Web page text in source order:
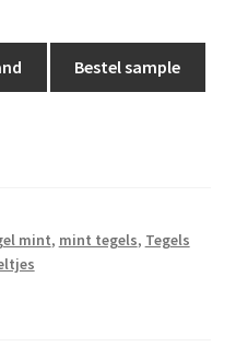
Bestel sample
mint, mint tegels, Tegels